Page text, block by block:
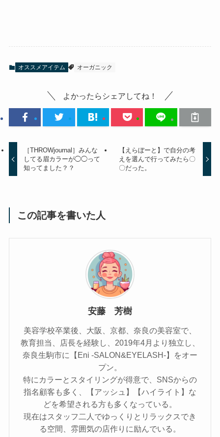
オススメアイテム オーガニック
よかったらシェアしてね！
［THROWjournal］みんな
してる眉カラーが◯◯って
知ってました？？
【えらぼーと】で自分の考
えを選んで行ってみたら〇
〇だった。
この記事を書いた人
安藤 芳樹
美容学校卒業後、大阪、京都、奈良の美容室で、
教育担当、店長を経験し、2019年4月より独立し、
奈良生駒市に【Eni -SALON&EYELASH-】をオー
プン。
特にカラーとスタイリングが得意で、SNSからの
指名顧客も多く、【アッシュ】【ハイライト】な
どを希望される方も多くなっている。
現在はスタッフ二人でゆっくりとリラックスでき
る空間、雰囲気の店作りに励んでいる。